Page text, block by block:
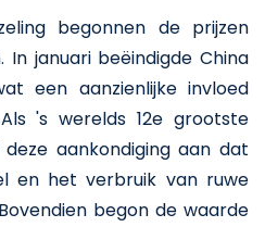
begonnen de prijzen
januari beëindigde China
een aanzienlijke invloed
's werelds 12e grootste
aankondiging aan dat
en het verbruik van ruwe
begon de waarde